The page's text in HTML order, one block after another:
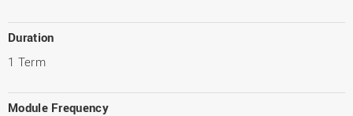
Duration
1 Term
Module Frequency